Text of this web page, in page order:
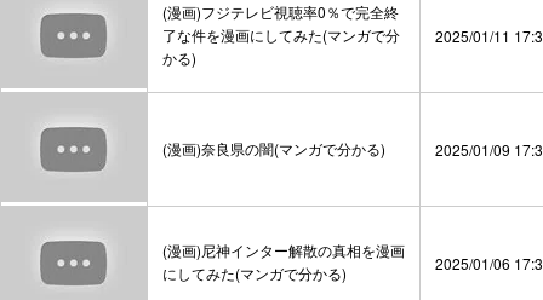
(漫画)フジテレビ視聴率0％で完全終
了な件を漫画にしてみた(マンガで分
かる)
2025/01/11
(漫画)奈良県の闇(マンガで分かる) 2025/01/09
(漫画)尼神インター解散の真相を漫画
にしてみた(マンガで分かる)
2025/01/06